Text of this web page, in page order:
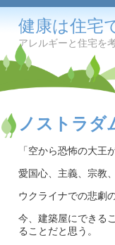
健康は住宅
アレルギーと住宅を
ノストラダ
「空から恐怖の大
愛国心、主義、宗教
ウクライナでの悲劇
今、建築屋にできる
ることだと思う。